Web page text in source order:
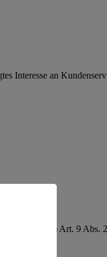
Interesse an
Gesundheit) Art. 9 Abs.